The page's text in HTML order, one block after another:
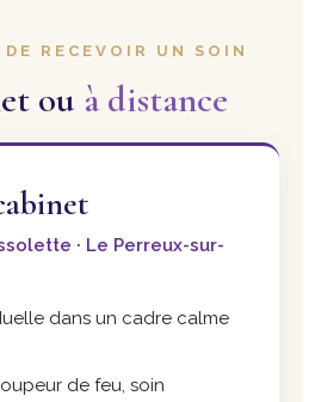
DE RECEVOIR UN SOIN
ou à distance
· Le Perreux-sur-
dans un cadre calme
de feu, soin